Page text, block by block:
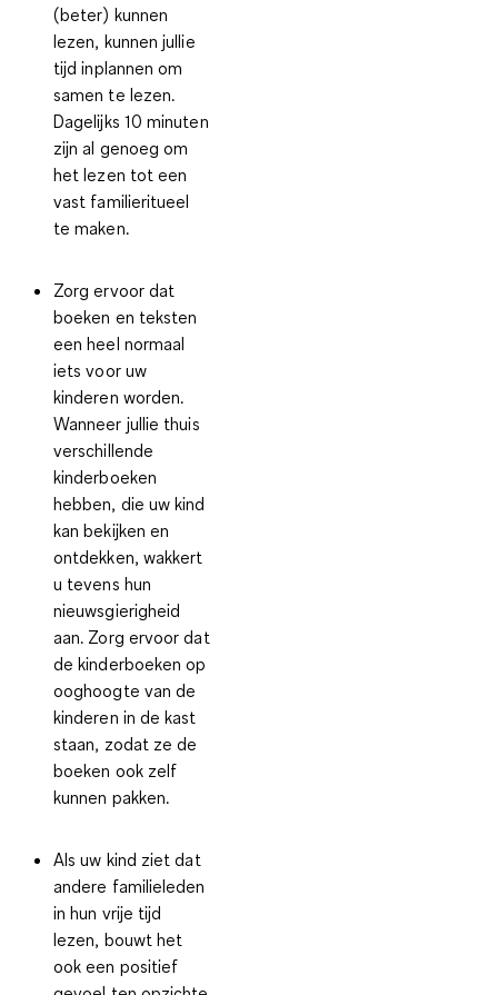
(beter) kunnen
lezen, kunnen jullie
tijd inplannen om
samen te lezen.
Dagelijks 10 minuten
zijn al genoeg om
het lezen tot een
vast familieritueel
te maken.
Zorg ervoor dat
boeken en teksten
een heel normaal
iets voor uw
kinderen worden.
Wanneer jullie thuis
verschillende
kinderboeken
hebben, die uw kind
kan bekijken en
ontdekken, wakkert
u tevens hun
nieuwsgierigheid
aan. Zorg ervoor dat
de kinderboeken op
ooghoogte van de
kinderen in de kast
staan, zodat ze de
boeken ook zelf
kunnen pakken.
Als uw kind ziet dat
andere familieleden
in hun vrije tijd
lezen, bouwt het
ook een positief